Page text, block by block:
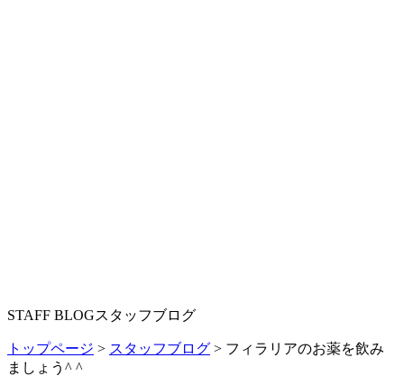
STAFF BLOGスタッフブログ
トップページ > スタッフブログ > フィラリアのお薬を飲み
ましょう^ ^